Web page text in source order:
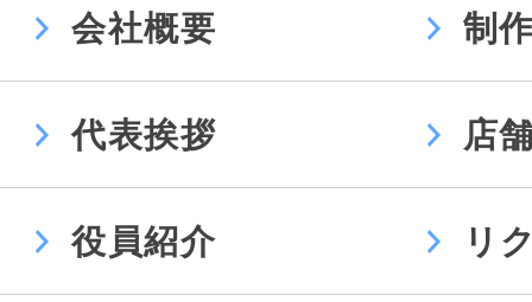
会社概要 制
代表挨拶 店
役員紹介 リ